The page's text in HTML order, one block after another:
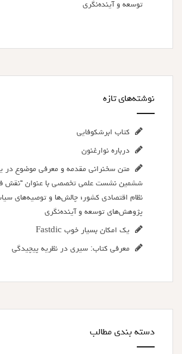
توسعه و آینده‌نگری
نوشته‌های تازه
کتاب ابرشکوفایی
درباره نوارغنون
متن سخنرانی مقدمه و معرفی موضوع در
ششمین نشست علمی تخصصی با عنوان “نقش
نظام اقتصادی کشور؛ چالش‌ها و توصیه‌های
پژوهش‌های توسعه و آینده‌نگری
یک امکان بسیار خوب Fastdic
معرفی کتاب: سیری در نظریه پیچیدگی
دسته بندی مطالب